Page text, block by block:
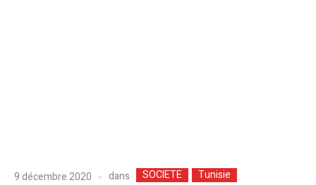
9 décembre 2020 dans SOCIETE Tunisie